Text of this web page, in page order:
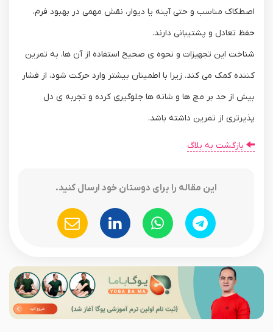
اصطکاک مناسب و حتی آینه یا دیوار، نقش مهمی در بهبود فرم،
حفظ تعادل و پشتیبانی دارند.
شناخت این تجهیزات و نحوه ‌ی صحیح استفاده از آن‌ ها، به تمرین
‌کننده کمک می‌ کند. زیرا با اطمینان بیشتر وارد حرکت شود، از فشار
بیش از حد بر مچ‌ ها و شانه‌ ها جلوگیری کرده و تجربه‌ ی دل‌
پذیرتری از تمرین داشته باشد.
بازگشت به بلاگ
این مقاله را برای دوستان خود ارسال کنید.